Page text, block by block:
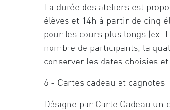
La durée des ateliers est
élèves et 14h à partir de cinq
pour les cours plus longs (ex:
nombre de participants, la
conserver les dates choisies
6 - Cartes cadeau et cagnotes
Désigne par Carte Cadeau